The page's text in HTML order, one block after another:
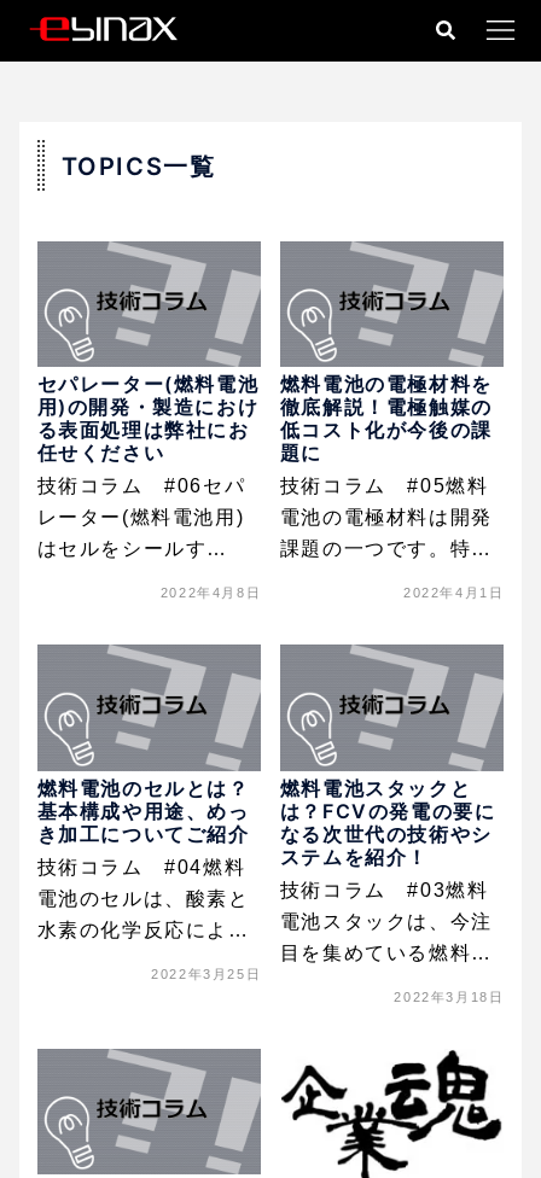
TOPICS一覧
セパレーター(燃料電池
用)の開発・製造におけ
る表面処理は弊社にお
任せください
技術コラム #06セパ
レーター(燃料電池用)
はセルをシールす…
2022年4月8日
燃料電池の電極材料を
徹底解説！電極触媒の
低コスト化が今後の課
題に
技術コラム #05燃料
電池の電極材料は開発
課題の一つです。特…
2022年4月1日
燃料電池のセルとは？
基本構成や用途、めっ
き加工についてご紹介
技術コラム #04燃料
電池のセルは、酸素と
水素の化学反応によ…
2022年3月25日
燃料電池スタックと
は？FCVの発電の要に
なる次世代の技術やシ
ステムを紹介！
技術コラム #03燃料
電池スタックは、今注
目を集めている燃料…
2022年3月18日